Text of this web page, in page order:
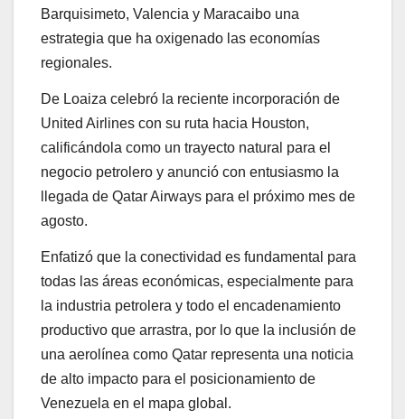
Barquisimeto, Valencia y Maracaibo una
estrategia que ha oxigenado las economías
regionales.
De Loaiza celebró la reciente incorporación de
United Airlines con su ruta hacia Houston,
calificándola como un trayecto natural para el
negocio petrolero y anunció con entusiasmo la
llegada de Qatar Airways para el próximo mes de
agosto.
Enfatizó que la conectividad es fundamental para
todas las áreas económicas, especialmente para
la industria petrolera y todo el encadenamiento
productivo que arrastra, por lo que la inclusión de
una aerolínea como Qatar representa una noticia
de alto impacto para el posicionamiento de
Venezuela en el mapa global.